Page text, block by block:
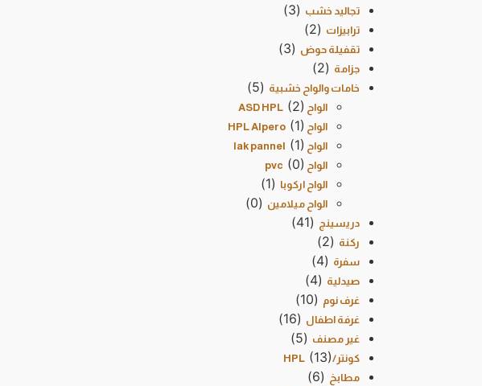
تجاليد خشب (3)
ترابيزات (2)
تقفيلة حوض (3)
جزامة (2)
خامات والواح خشبية (5)
الواح ASD HPL (2)
الواح HPL Alpero (1)
الواح lak pannel (1)
الواح pvc (0)
الواح اركوبا (1)
الواح ميلامين (0)
دريسينج (41)
ركنة (2)
سفرة (4)
صيدلية (4)
غرف نوم (10)
غرفة اطفال (16)
غير مصنف (5)
كونتر/HPL(13)
مطابخ (6)